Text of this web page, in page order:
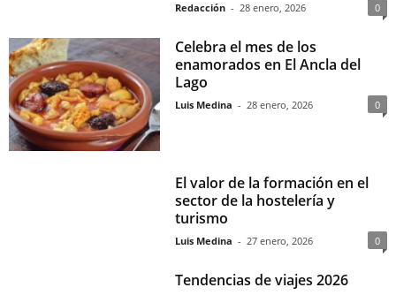
Redacción - 28 enero, 2026 0
Celebra el mes de los
enamorados en El Ancla del
Lago
Luis Medina - 28 enero, 2026 0
El valor de la formación en el
sector de la hostelería y
turismo
Luis Medina - 27 enero, 2026 0
Tendencias de viajes 2026